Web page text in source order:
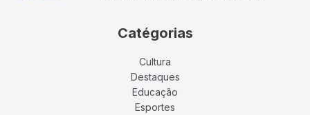
Catégorias
Cultura
Destaques
Educação
Esportes